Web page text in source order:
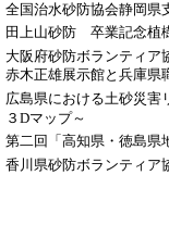
全国治水砂防協会静岡県
田上山砂防 卒業記念植
大阪府砂防ボランティ
赤木正雄展示館と兵庫県
広島県における土砂災害
３Dマップ～
第二回「高知県・徳島県
香川県砂防ボランティア